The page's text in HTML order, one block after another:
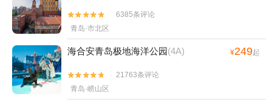


6385条评论
青岛·市北区
海合安青岛极地海洋公园(4A) ¥249起


21763条评论
青岛·崂山区